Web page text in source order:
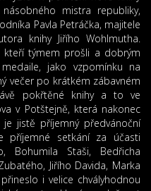
mistra republiky,
Pavla Petráčka, majitele
knihy Jiřího Wohlmutha.
kteří týmem prošli a dobrým
jako vzpomínku na
večer po krátkém zábavném
pokřtěné knihy a to ve
v Potštejně, která nakonec
jistě příjemný předvánoční
příjemné setkání za účasti
Bohumila Staši, Bedřicha
Jiřího Davida, Marka
i velice chvályhodnou